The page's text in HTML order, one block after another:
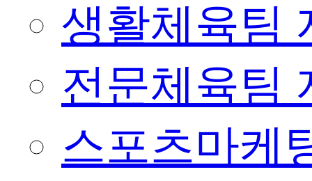
생활체육팀
전문체육팀
스포츠마케